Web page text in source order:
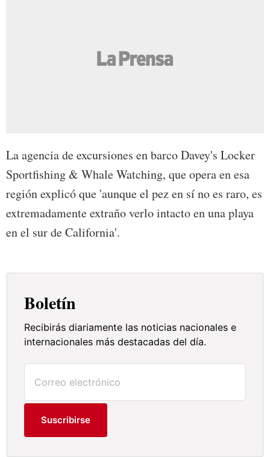
La agencia de excursiones en barco Davey's Locker
Sportfishing & Whale Watching, que opera en esa
región explicó que 'aunque el pez en sí no es raro, es
extremadamente extraño verlo intacto en una playa
en el sur de California'.
Boletín
Recibirás diariamente las noticias nacionales e
internacionales más destacadas del día.
Suscribirse